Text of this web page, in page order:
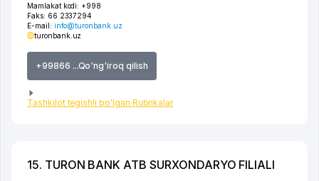
Mamlakat kodi: +998
Faks: 66 2337294
E-mail: info@turonbank.uz
turonbank.uz
+99866 ...Qo'ng'iroq qilish
Tashkilot tegishli bo'lgan Rubrikalar
15. TURON BANK ATB SURXONDARYO FILIALI